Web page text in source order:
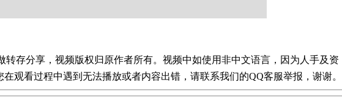
转存分享，视频版权归原作者所有。视频中如使用非中文语言，因为人手及资
观看过程中遇到无法播放或者内容出错，请联系我们的QQ客服举报，谢谢